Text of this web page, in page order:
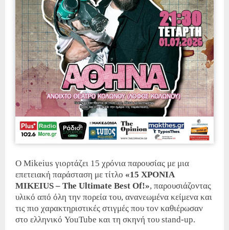
Ο Mikeius γιορτάζει 15 χρόνια παρουσίας με μια
επετειακή παράσταση με τίτλο «15 ΧΡΟΝΙΑ
MIKEIUS – The Ultimate Best Of!», παρουσιάζοντας
υλικό από όλη την πορεία του, ανανεωμένα κείμενα και
τις πιο χαρακτηριστικές στιγμές που τον καθιέρωσαν
στο ελληνικό YouTube και τη σκηνή του stand-up.